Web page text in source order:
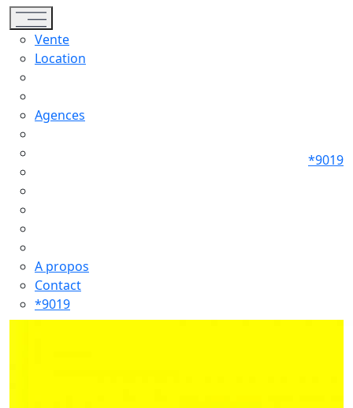
Toggle navigation
Vente
Location
Agences
A propos
Contact
*9019
*9019